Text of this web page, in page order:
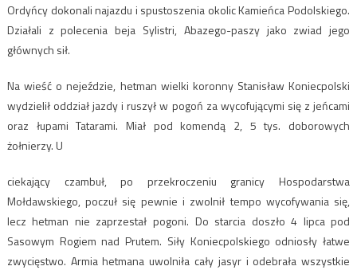
Ordyńcy dokonali najazdu i spustoszenia okolic Kamieńca Podolskiego.
Działali z polecenia beja Sylistri, Abazego-paszy jako zwiad jego
głównych sił.
Na wieść o nejeździe, hetman wielki koronny Stanisław Koniecpolski
wydzielił oddział jazdy i ruszył w pogoń za wycofującymi się z jeńcami
oraz łupami Tatarami. Miał pod komendą 2, 5 tys. doborowych
żołnierzy. U
ciekający czambuł, po przekroczeniu granicy Hospodarstwa
Mołdawskiego, poczuł się pewnie i zwolnił tempo wycofywania się,
lecz hetman nie zaprzestał pogoni. Do starcia doszło 4 lipca pod
Sasowym Rogiem nad Prutem. Siły Koniecpolskiego odniosły łatwe
zwycięstwo. Armia hetmana uwolniła cały jasyr i odebrała wszystkie